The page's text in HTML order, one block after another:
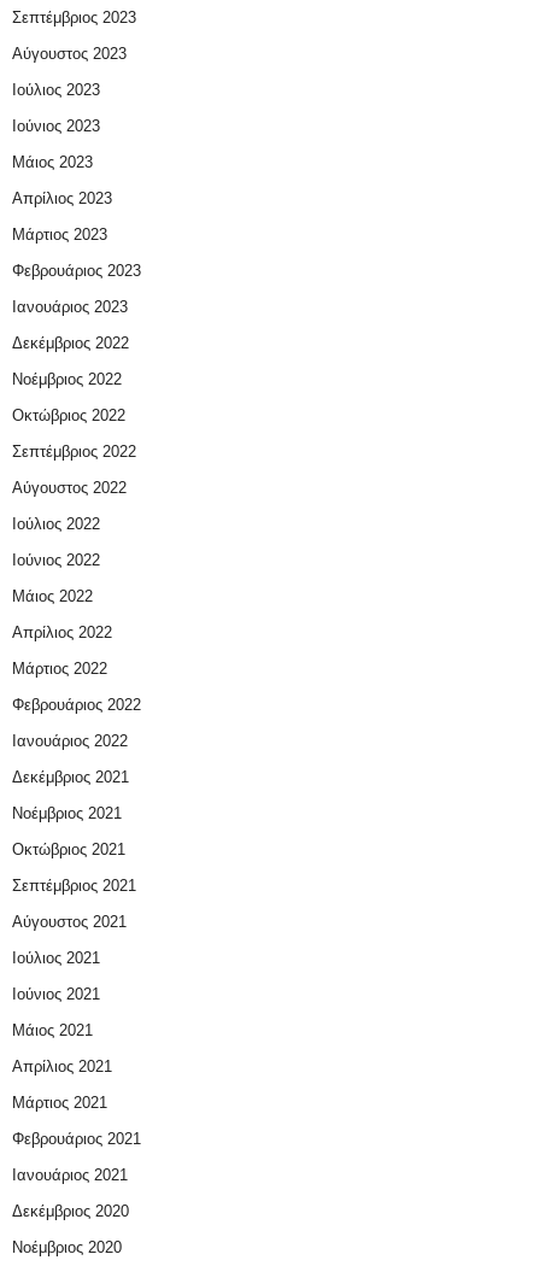
Σεπτέμβριος 2023
Αύγουστος 2023
Ιούλιος 2023
Ιούνιος 2023
Μάιος 2023
Απρίλιος 2023
Μάρτιος 2023
Φεβρουάριος 2023
Ιανουάριος 2023
Δεκέμβριος 2022
Νοέμβριος 2022
Οκτώβριος 2022
Σεπτέμβριος 2022
Αύγουστος 2022
Ιούλιος 2022
Ιούνιος 2022
Μάιος 2022
Απρίλιος 2022
Μάρτιος 2022
Φεβρουάριος 2022
Ιανουάριος 2022
Δεκέμβριος 2021
Νοέμβριος 2021
Οκτώβριος 2021
Σεπτέμβριος 2021
Αύγουστος 2021
Ιούλιος 2021
Ιούνιος 2021
Μάιος 2021
Απρίλιος 2021
Μάρτιος 2021
Φεβρουάριος 2021
Ιανουάριος 2021
Δεκέμβριος 2020
Νοέμβριος 2020